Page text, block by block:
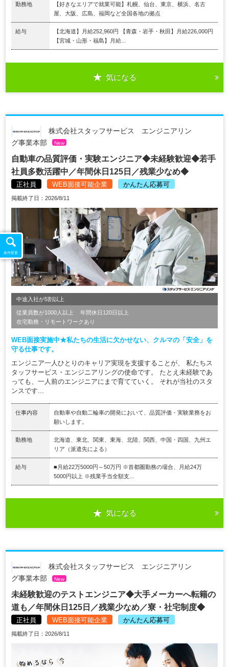
勤務地
【好きなエリアで就業可能】札幌、仙台、東京、横浜、名古
屋、大阪、広島、福岡など全国各地の拠点
給与
【北海道】月給252,960円 【青森・岩手・秋田】月給226,000円
【宮城・山形・福島】月給...
気になる
株式会社スタッフサービス エンジニアリン
グ事業本部
New
自動車の品質評価・実験エンジニア◆未経験歓迎◆若手
社員多数活躍中／年間休日125日／残業少なめ◆
正社員 WEB面接可能企業 かんたん応募可
掲載終了日：2026/8/11
中途入社が5割以上
従業員数が1000人以上
年間休日120日以上
在宅勤務・リモートワークあり
WEB面接実施中★私たちの生活に欠かせない、クルマの「安全」を
守る仕事です。
エンジニア一人ひとりのキャリア実現を支援することが、 私たちス
タッフサービス・エンジニアリングの使命です。 たとえ未経験であ
っても、一人前のエンジニアにまで育てていく。 それが当社のスタ
ンスです...
仕事内容
自動車や自動二輪車の開発において、品質評価・実験業務をお
願いします。
勤務地
北海道、東北、関東、東海、北陸、関西、中国・四国、九州エ
リア（派遣先による）
給与
■月給22万5000円～50万円 ※首都圏勤務の場合、月給24万
5000円以上 ※残業手当全額支...
気になる
株式会社スタッフサービス エンジニアリン
グ事業本部
New
未経験歓迎のテストエンジニア◆大手メーカーへ転籍の
道も／年間休日125日／残業少なめ／寮・社宅制度◆
正社員 WEB面接可能企業 かんたん応募可
掲載終了日：2026/8/11
条件変更